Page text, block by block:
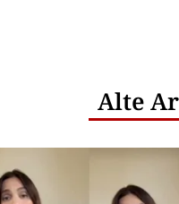
Alte